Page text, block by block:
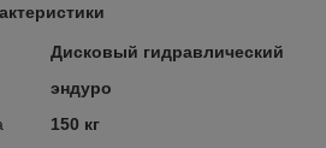
Дисковый гидравлический
эндуро
150 кг